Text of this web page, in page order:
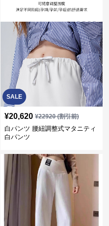
SALE
¥20,620 ¥22920(割引前)
白パンツ 腰紐調整式マタニティ
白パンツ